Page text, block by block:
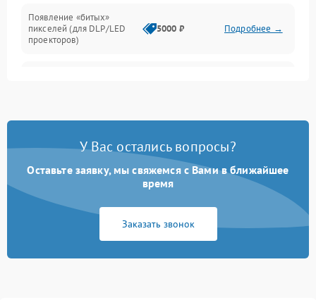
Появление «битых»
пикселей (для DLP/LED
проекторов)
5000 ₽ Подробнее →
Нестабильная яркость или
Неравномерная подсветка
4500 ₽ Подробнее →
автоматическая коррекция
трапеции (Keystone)
3000 ₽ Подробнее →
У Вас остались вопросы?
Оставьте заявку, мы свяжемся с Вами в ближайшее
время
Заказать звонок